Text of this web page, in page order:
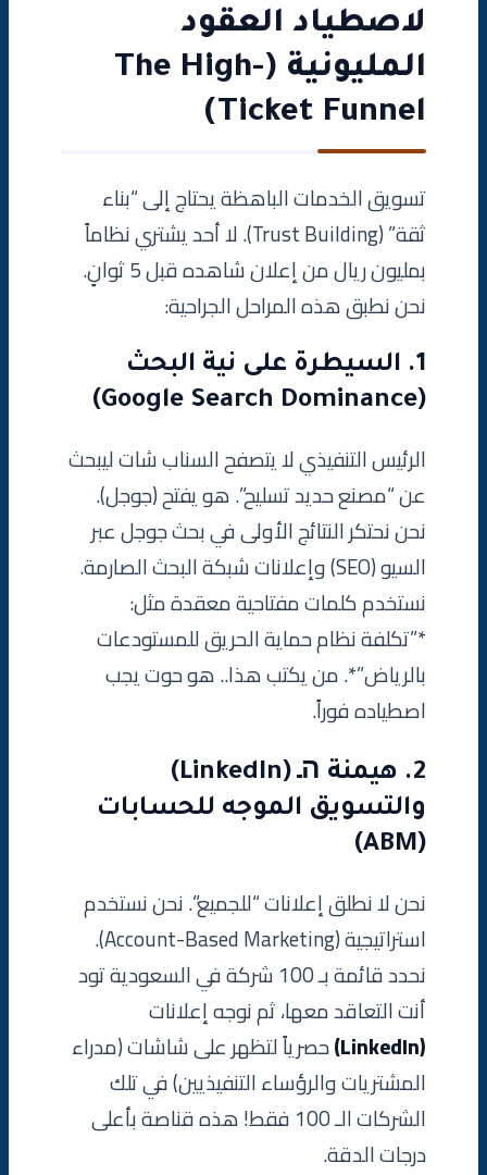
لاصطياد العقود
المليونية (The High-
Ticket Funnel)
تسويق الخدمات الباهظة يحتاج إلى “بناء
ثقة” (Trust Building). لا أحد يشتري نظاماً
بمليون ريال من إعلان شاهده قبل 5 ثوانٍ.
نحن نطبق هذه المراحل الجراحية:
1. السيطرة على نية البحث
(Google Search Dominance)
الرئيس التنفيذي لا يتصفح السناب شات ليبحث
عن “مصنع حديد تسليح”. هو يفتح (جوجل).
نحن نحتكر النتائج الأولى في بحث جوجل عبر
السيو (SEO) وإعلانات شبكة البحث الصارمة.
نستخدم كلمات مفتاحية معقدة مثل:
*”تكلفة نظام حماية الحريق للمستودعات
بالرياض”*. من يكتب هذا.. هو حوت يجب
اصطياده فوراً.
2. هيمنة הـ (LinkedIn)
والتسويق الموجه للحسابات
(ABM)
نحن لا نطلق إعلانات “للجميع”. نحن نستخدم
استراتيجية (Account-Based Marketing).
نحدد قائمة بـ 100 شركة في السعودية تود
أنت التعاقد معها، ثم نوجه إعلانات
(LinkedIn)
حصرياً لتظهر على شاشات (مدراء
المشتريات والرؤساء التنفيذيين) في تلك
الشركات الـ 100 فقط! هذه قناصة بأعلى
درجات الدقة.